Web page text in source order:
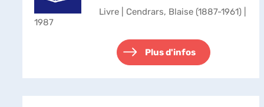
Livre | Cendrars, Blaise (1887-1961) |
1987
Plus d'infos